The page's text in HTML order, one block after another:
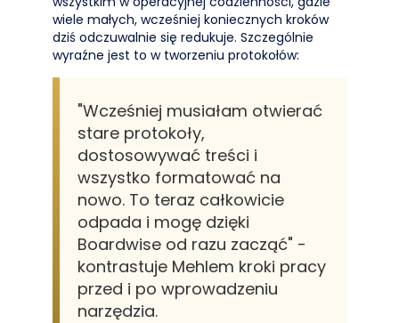
wiele małych, wcześniej koniecznych kroków
dziś odczuwalnie się redukuje. Szczególnie
wyraźne jest to w tworzeniu protokołów:
"Wcześniej musiałam otwierać
stare protokoły,
dostosowywać treści i
wszystko formatować na
nowo. To teraz całkowicie
odpada i mogę dzięki
Boardwise od razu zacząć" -
kontrastuje Mehlem kroki pracy
przed i po wprowadzeniu
narzędzia.